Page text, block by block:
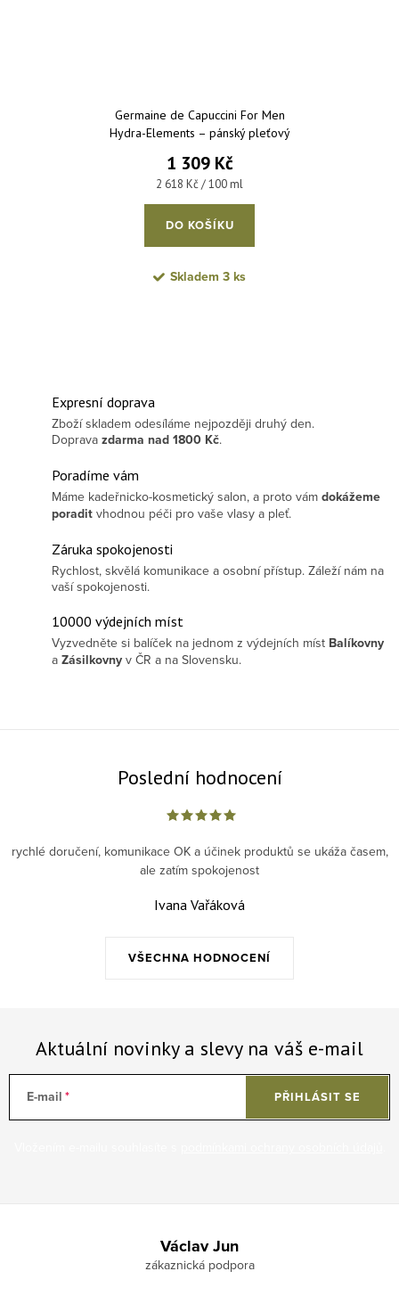
Germaine de Capuccini For Men
Hydra-Elements – pánský pleťový
1 309 Kč
Měrná cena:
2 618 Kč / 100 ml
DO KOŠÍKU
Skladem 3 ks
Expresní doprava
Zboží skladem odesíláme nejpozději druhý den.
Doprava zdarma nad 1800 Kč.
Poradíme vám
Máme kadeřnicko-kosmetický salon, a proto vám dokážeme
poradit vhodnou péči pro vaše vlasy a pleť.
Záruka spokojenosti
Rychlost, skvělá komunikace a osobní přístup. Záleží nám na
vaší spokojenosti.
10000 výdejních míst
Vyzvedněte si balíček na jednom z výdejních míst Balíkovny
a Zásilkovny v ČR a na Slovensku.
Poslední hodnocení
VŠECHNA HODNOCENÍ
rychlé doručení, komunikace OK a účinek produktů se ukáža časem,
ale zatím spokojenost
Ivana Vařáková
Aktuální novinky a slevy na váš e-mail
E-mail PŘIHLÁSIT SE
Václav Jun